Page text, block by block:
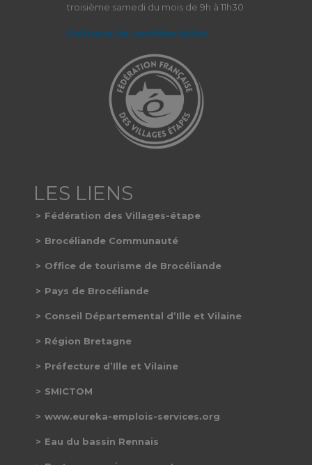
troisième samedi du mois de 9h à 11h30
Politique de confidentialité
Fédération des Villages-étape
Brocéliande Communauté
Office de tourisme de Brocéliande
Pays de Brocéliande
Conseil Départemental d’Ille et Vilaine
Région Bretagne
Préfecture d’Ille et Vilaine
SMICTOM
www.eureka-emplois-services.org
Eau du bassin Rennais